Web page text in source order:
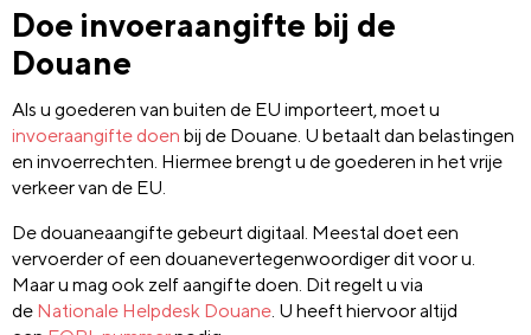
Doe invoeraangifte bij de
Douane
Als u goederen van buiten de EU importeert, moet u
invoeraangifte doen bij de Douane. U betaalt dan belastingen
en invoerrechten. Hiermee brengt u de goederen in het vrije
verkeer van de EU.
De douaneaangifte gebeurt digitaal. Meestal doet een
vervoerder of een douanevertegenwoordiger dit voor u.
Maar u mag ook zelf aangifte doen. Dit regelt u via
de Nationale Helpdesk Douane. U heeft hiervoor altijd